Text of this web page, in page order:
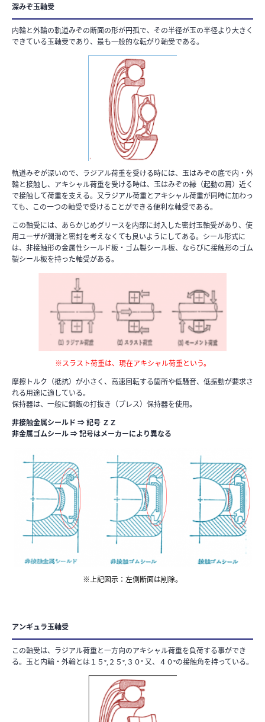
深みぞ玉軸受
内輪と外輪の軌道みぞの断面の形が円孤で、その半径が玉の半径より大きく
できている玉軸受であり、最も一般的な転がり軸受である。
軌道みぞが深いので、ラジアル荷重を受ける時には、玉はみぞの底で内・外
輪と接触し、アキシャル荷重を受ける時は、玉はみぞの縁（起動の肩）近く
で接触して荷重を支える。又ラジアル荷重とアキシャル荷重が同時に加わっ
ても、この一つの軸受で受けることができる便利な軸受である。
この軸受には、あらかじめグリースを内部に封入した密封玉軸受があり、使
用ユーザが潤滑と密封を考えなくても良いようにしてある。シール形式に
は、非接触形の金属性シールド板・ゴム製シール板、ならびに接触形のゴム
製シール板を持った軸受がある。
※スラスト荷重は、現在アキシャル荷重という。
摩擦トルク（抵抗）が小さく、高速回転する箇所や低騒音、低振動が要求さ
れる用途に適している。
保持器は、一般に鋼鈑の打抜き（プレス）保持器を使用。
非接触金属シールド ⇒ 記号 ＺＺ
非金属ゴムシール ⇒ 記号はメーカーにより異なる
※上記図示：左側断面は削除。
アンギュラ玉軸受
この軸受は、ラジアル荷重と一方向のアキシャル荷重を負荷する事ができ
る。玉と内輪・外輪とは１５°,２５°,３０° 又、４０°の接触角を持っている。